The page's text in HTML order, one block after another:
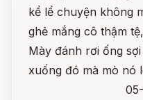
kể lể chuyện không
ghẻ mắng cô thậm
Mày đánh rơi ống
xuống đó mà mò nó